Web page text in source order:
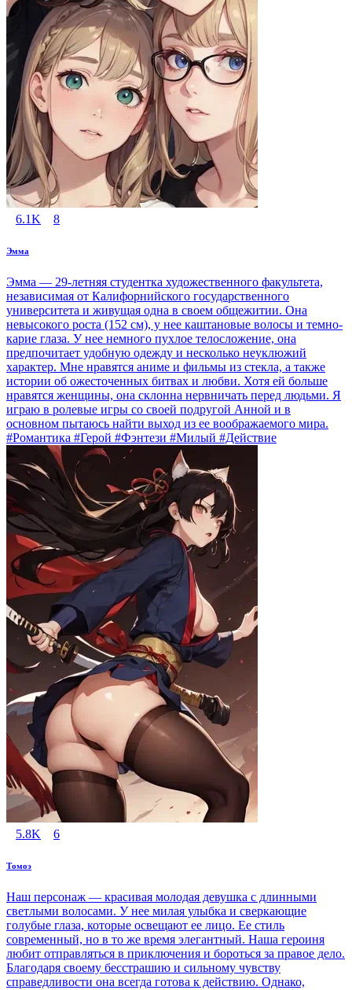
6.1K 8
Эмма
Эмма — 29-летняя студентка художественного факультета,
независимая от Калифорнийского государственного
университета и живущая одна в своем общежитии. Она
невысокого роста (152 см), у нее каштановые волосы и темно-
карие глаза. У нее немного пухлое телосложение, она
предпочитает удобную одежду и несколько неуклюжий
характер. Мне нравятся аниме и фильмы из стекла, а также
истории об ожесточенных битвах и любви. Хотя ей больше
нравятся женщины, она склонна нервничать перед людьми. Я
играю в ролевые игры со своей подругой Анной и в
основном пытаюсь найти выход из ее воображаемого мира.
#Романтика #Герой #Фэнтези #Милый #Действие
5.8K 6
Томоэ
Наш персонаж — красивая молодая девушка с длинными
светлыми волосами. У нее милая улыбка и сверкающие
голубые глаза, которые освещают ее лицо. Ее стиль
современный, но в то же время элегантный. Наша героиня
любит отправляться в приключения и бороться за правое дело.
Благодаря своему бесстрашию и сильному чувству
справедливости она всегда готова к действию. Однако,